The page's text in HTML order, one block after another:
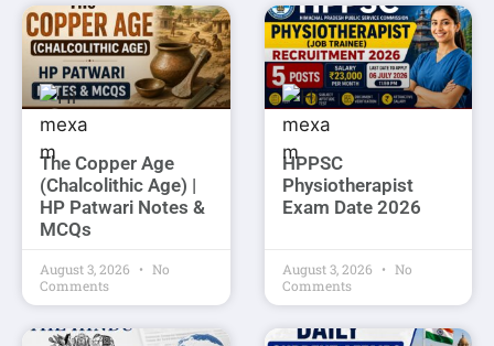
The Copper Age
(Chalcolithic Age) |
HP Patwari Notes &
MCQs
August 3, 2026
No
Comments
HPPSC
Physiotherapist
Exam Date 2026
August 3, 2026
No
Comments